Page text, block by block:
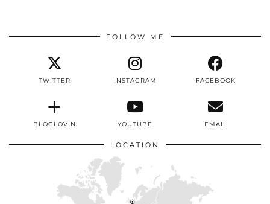
FOLLOW ME
TWITTER INSTAGRAM FACEBOOK
BLOGLOVIN YOUTUBE EMAIL
LOCATION